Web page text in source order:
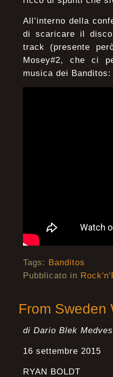
All’interno della
di scaricare il
track (presente
Mosey#2, che ci
musica dei
Tags: Banditos
Pubblicato in
From
di Dario Blek Medves
16 settembre 2015
RYAN BOLDT